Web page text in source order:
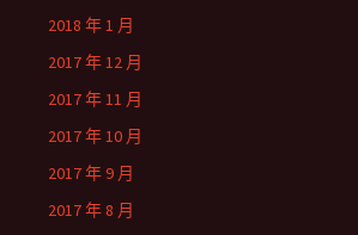
2018 年 1 月
2017 年 12 月
2017 年 11 月
2017 年 10 月
2017 年 9 月
2017 年 8 月